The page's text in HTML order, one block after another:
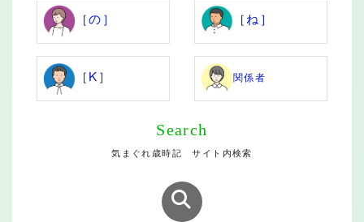
［の］ ［ね］
［K］ 関係者
Search
気まぐれ歳時記 サイト内検索